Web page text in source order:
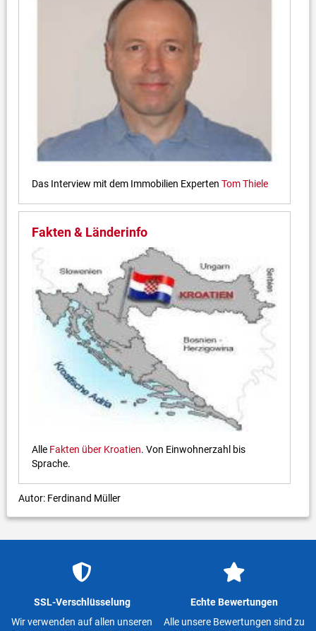
Das Interview mit dem Immobilien Experten Tom Thiele
Fakten & Länderinfo
Alle Fakten über Kroatien. Von Einwohnerzahl bis
Sprache.
Autor: Ferdinand Müller
SSL-Verschlüsselung
Wir verwenden auf allen unseren
Echte Bewertungen
Alle unsere Bewertungen sind zu